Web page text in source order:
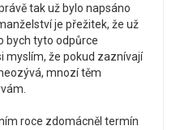
tak už bylo napsáno
je přežitek, že už
bych tyto odpůrce
myslím, že pokud zaznívají
mnozí těm
roce zdomácněl termín